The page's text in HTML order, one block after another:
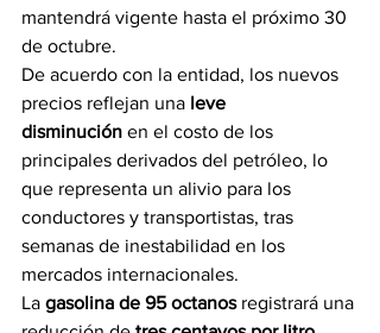
mantendrá vigente hasta el próximo 30
de octubre.
De acuerdo con la entidad, los nuevos
precios reflejan una leve
disminución en el costo de los
principales derivados del petróleo, lo
que representa un alivio para los
conductores y transportistas, tras
semanas de inestabilidad en los
mercados internacionales.
La gasolina de 95 octanos registrará una